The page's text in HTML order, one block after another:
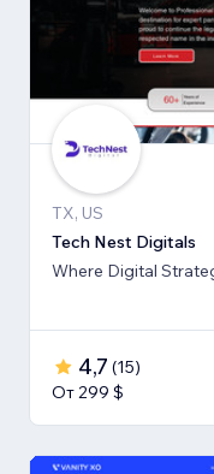
TX, US
Tech Nest Digitals
Where Digital
4,7 (15)
От 299 $